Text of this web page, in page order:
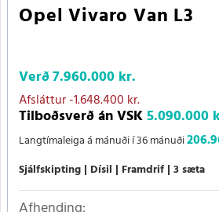
Opel Vivaro Van L3
Verð7.960.000 kr.
Afsláttur-1.648.400 kr.
Tilboðsverð án VSK5.090.000
Langtímaleiga á mánuði í 36 mánuði
Sjálfskipting Dísil Framdrif 3 sæta